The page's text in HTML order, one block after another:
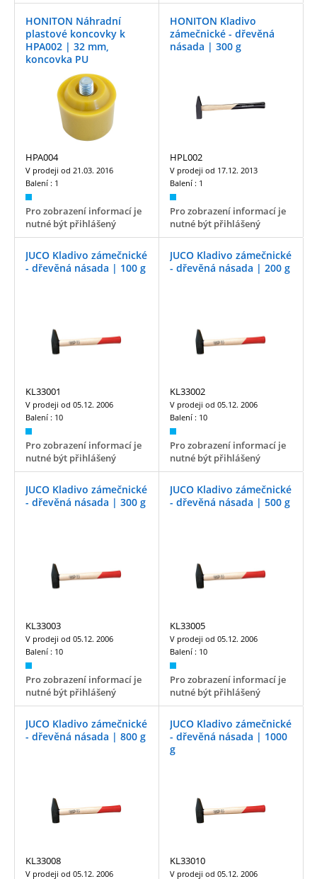
HONITON Náhradní
plastové koncovky k
HPA002 | 32 mm,
koncovka PU
HPA004
V prodeji od 21.03. 2016
Balení : 1
Pro zobrazení informací je
nutné být přihlášený
HONITON Kladivo
zámečnické - dřevěná
násada | 300 g
HPL002
V prodeji od 17.12. 2013
Balení : 1
Pro zobrazení informací je
nutné být přihlášený
JUCO Kladivo zámečnické
- dřevěná násada | 100 g
KL33001
V prodeji od 05.12. 2006
Balení : 10
Pro zobrazení informací je
nutné být přihlášený
JUCO Kladivo zámečnické
- dřevěná násada | 200 g
KL33002
V prodeji od 05.12. 2006
Balení : 10
Pro zobrazení informací je
nutné být přihlášený
JUCO Kladivo zámečnické
- dřevěná násada | 300 g
KL33003
V prodeji od 05.12. 2006
Balení : 10
Pro zobrazení informací je
nutné být přihlášený
JUCO Kladivo zámečnické
- dřevěná násada | 500 g
KL33005
V prodeji od 05.12. 2006
Balení : 10
Pro zobrazení informací je
nutné být přihlášený
JUCO Kladivo zámečnické
- dřevěná násada | 800 g
KL33008
V prodeji od 05.12. 2006
JUCO Kladivo zámečnické
- dřevěná násada | 1000
g
KL33010
V prodeji od 05.12. 2006